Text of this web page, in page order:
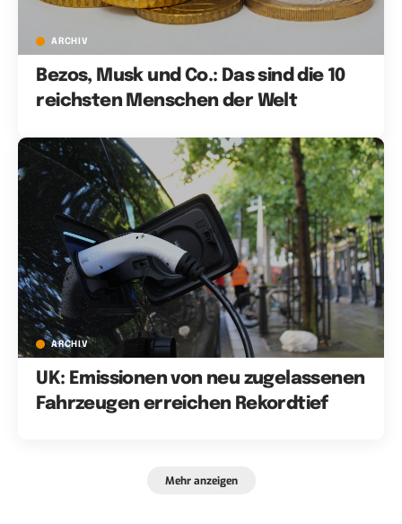
ARCHIV
Bezos, Musk und Co.: Das sind die 10
reichsten Menschen der Welt
ARCHIV
UK: Emissionen von neu zugelassenen
Fahrzeugen erreichen Rekordtief
Mehr anzeigen